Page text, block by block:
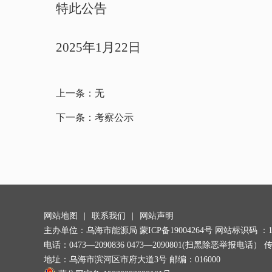
特此公告
2025年1月 22 日
上一条： 无
下一条： 考察公示
网站地图 联系我们
网站声明
主办单位：乌海市能源局 蒙ICP备19004264号 网站标识码 ：
电话：0473—2090836 0473—2090801(扫黑除恶举报电话）
地址：乌海市滨河区市府大道3号 邮编：016000